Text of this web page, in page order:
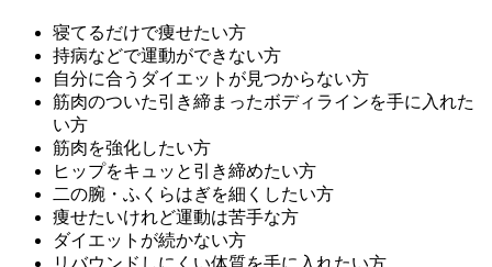
寝てるだけで痩せたい方
持病などで運動ができない方
自分に合うダイエットが見つからない方
筋肉のついた引き締まったボディラインを手に入れた
い方
筋肉を強化したい方
ヒップをキュッと引き締めたい方
二の腕・ふくらはぎを細くしたい方
痩せたいけれど運動は苦手な方
ダイエットが続かない方
リバウンドしにくい体質を手に入れたい方